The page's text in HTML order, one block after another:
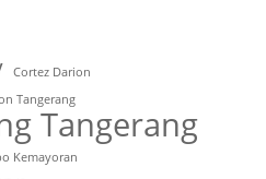
Cortez Darion
Tangerang
Tangerang
Kemayoran